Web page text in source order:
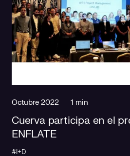
Octubre 2022 1 min
Cuerva participa en el
ENFLATE
#I+D